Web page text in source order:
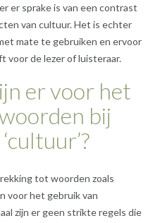
er sprake is van een contrast
van cultuur. Het is echter
mate te gebruiken en ervoor
voor de lezer of luisteraar.
er voor het
bij
tot woorden zoals
voor het gebruik van
zijn er geen strikte regels die